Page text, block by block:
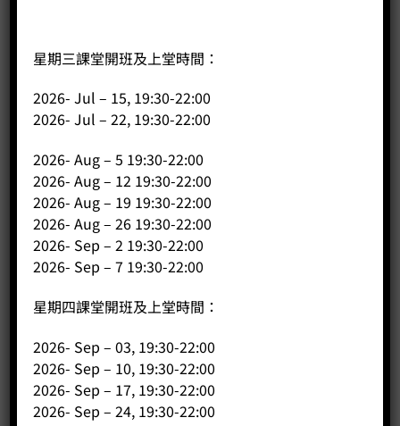
斜口拉花杯 (圓嘴) 650cc
-
BUY NOW
星期三課堂開班及上堂時間：
2026- Jul – 15, 19:30-22:00
2026- Jul – 22, 19:30-22:00
2026- Aug – 5 19:30-22:00
2026- Aug – 12 19:30-22:00
2026- Aug – 19 19:30-22:00
2026- Aug – 26 19:30-22:00
2026- Sep – 2 19:30-22:00
2026- Sep – 7 19:30-22:00
星期四課堂開班及上堂時間：
2026- Sep – 03, 19:30-22:00
2026- Sep – 10, 19:30-22:00
2026- Sep – 17, 19:30-22:00
2026- Sep – 24, 19:30-22:00